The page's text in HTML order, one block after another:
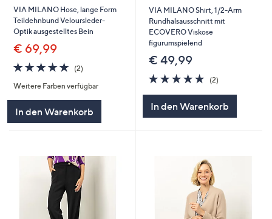
VIA MILANO Hose, lange Form
Teildehnbund Veloursleder-
Optik ausgestelltes Bein
€ 69,99
5.0
von
5
(2)2
Weitere Farben verfügbar
In den Warenkorb
VIA MILANO Shirt, 1/2-Arm
Rundhalsausschnitt mit
ECOVERO Viskose
figurumspielend
€ 49,99
5.0
von
(2)2
In den Warenkorb